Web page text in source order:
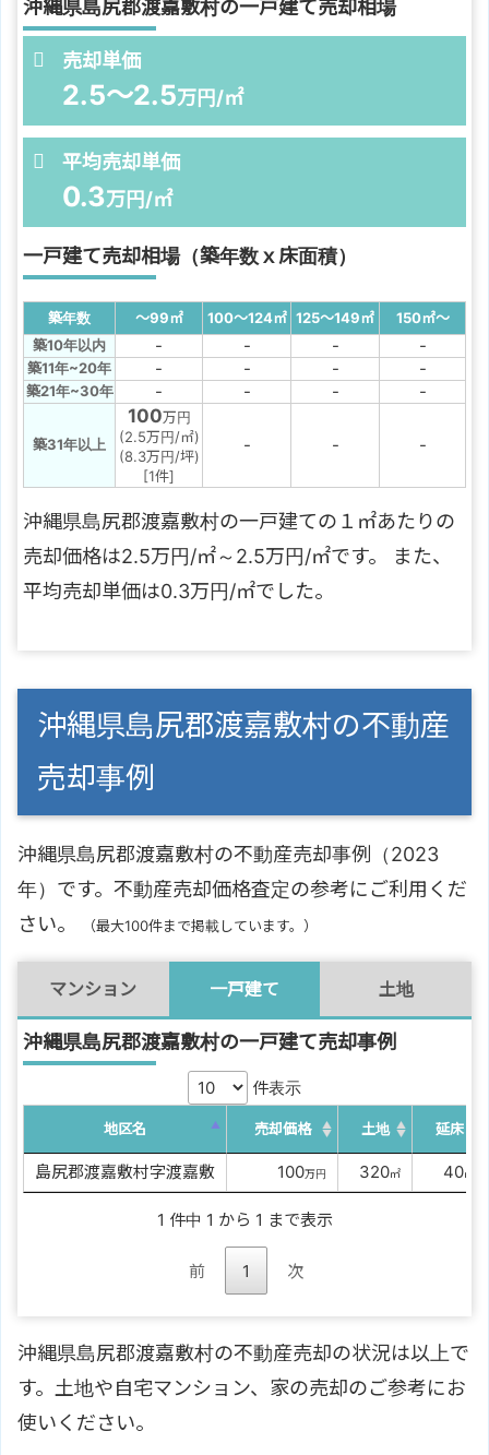
沖縄県島尻郡渡嘉敷村の一戸建て売却相場
売却単価
2.5～2.5万円/㎡
平均売却単価
0.3万円/㎡
一戸建て売却相場（築年数ｘ床面積）
築年数 ～99㎡ 100～124㎡ 125～149㎡ 150㎡～
築10年以内
- - - -
築11年~20年 - - - -
築21年~30年 - - - -
築31年以上
100万円
(2.5万円/㎡)
(8.3万円/坪)
[1件]
- - -
沖縄県島尻郡渡嘉敷村の一戸建ての１㎡あたりの
売却価格は2.5万円/㎡～2.5万円/㎡です。 また、
平均売却単価は0.3万円/㎡でした。
沖縄県島尻郡渡嘉敷村の不動産
売却事例
沖縄県島尻郡渡嘉敷村の不動産売却事例（2023
年）です。不動産売却価格査定の参考にご利用くだ
さい。
（最大100件まで掲載しています。）
マンション 一戸建て 土地
沖縄県島尻郡渡嘉敷村の一戸建て売却事例
件表示
地区名 売却価格 土地 延床
島尻郡渡嘉敷村字渡嘉敷 100万円 320㎡ 40㎡
1 件中 1 から 1 まで表示
前 1 次
沖縄県島尻郡渡嘉敷村の不動産売却の状況は以上で
す。土地や自宅マンション、家の売却のご参考にお
使いください。